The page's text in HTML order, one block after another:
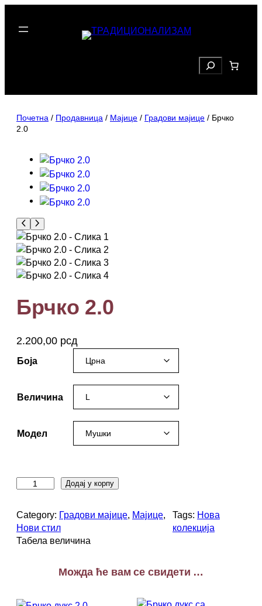
Search
Почетна / Продавница / Мајице / Градови мајице / Брчко
2.0
Брчко 2.0
2.200,00 рсд
Боја
Величина
Модел
ч
к
о
2
о
Додај у корпу
Category: Градови мајице, Мајице
Нови стил
Tags: Нова
колекција
Табела величина
Можда ће вам се свидети …